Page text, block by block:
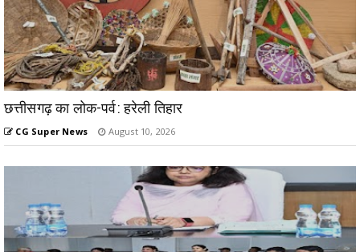
छत्तीसगढ़ का लोक-पर्व: हरेली तिहार
CG Super News August 10, 2026